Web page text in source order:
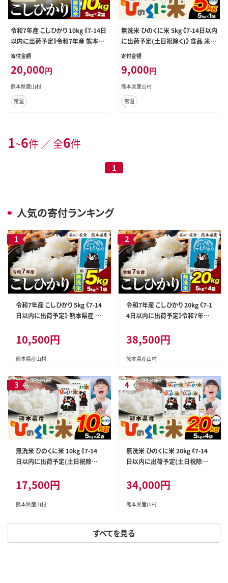
令和7年産 こしひかり 10kg 《7-14日
以内に出荷予定》令和7年産 熊本県
産 ふるさと納税 無洗米 ひの 米 こめ
米 おこめ---ubuyama_lcl_1364_1
0kg---
寄付金額
20,000円
熊本県産山村
常温
無洗米 ひのくに米 5kg 《7-14日以内
に出荷予定(土日祝除く)》 食品 米 こ
め コメ 熊本県産 ふるさと納税 お米
_5kg---
寄付金額
9,000円
熊本県産山村
常温
1~6件 ／ 全6件
1
人気の寄付ランキング
すべてを見る
令和7年産 こしひかり 5kg 《7-14
日以内に出荷予定》 熊本県産 ふ
ふるさとのうぜい コシヒカリ コ
メ お米 おこめ---ubuyama_lcl
_1283_5kg---
10,500円
熊本県産山村
令和7年産 こしひかり 20kg 《7-1
4日以内に出荷予定》令和7年産
ひの 米 こめ ふるさとのうぜい
コシヒカリ コメ お米 おこめ---u
buyama_lcl_1287_20kg---
38,500円
熊本県産山村
無洗米 ひのくに米 10kg 《7-14
日以内に出荷予定(土日祝除く)》
さと納税 お米 おこめ 熊本---ub
uyama_lcl_1267_10kg---
17,500円
熊本県産山村
無洗米 ひのくに米 20kg 《7-14
日以内に出荷予定(土日祝除く)》
さと納税 お米 おこめ 熊本---ub
uyama_lcl_1269_20kg---
34,000円
熊本県産山村